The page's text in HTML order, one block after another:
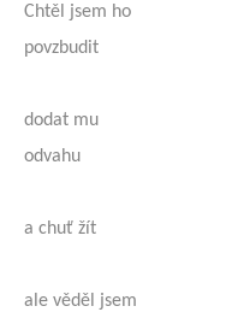
Chtěl jsem ho
povzbudit
dodat mu
odvahu
a chuť žít
ale věděl jsem